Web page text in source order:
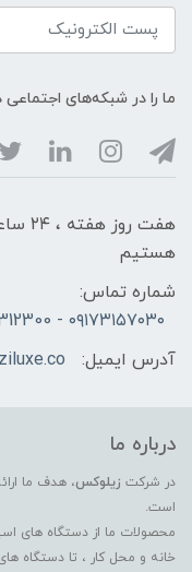
ما را در شبکه‌های اجتماعی
هفت
هستیم
شماره تماس:
۰۹۱۷۳۱۵۷۰۳۰ - 09129312300 - 07137742255
آدرس ایمیل:
درباره ما
در شرکت زیلوکس، هدف ما
است.
محصولات ما از دستگاه های
خانه و محل کار ، تا دستگاه